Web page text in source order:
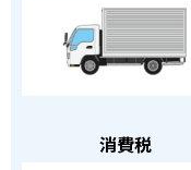
消費税